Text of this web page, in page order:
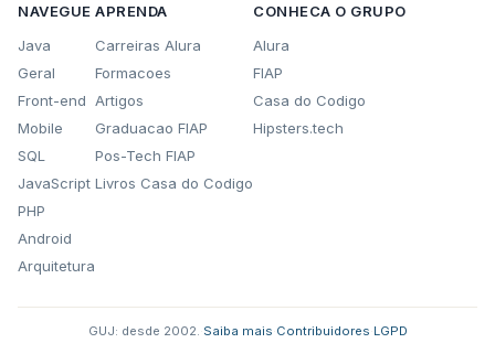
NAVEGUE
Java
Geral
Front-end
Mobile
SQL
JavaScript
PHP
Android
Arquitetura
APRENDA
Carreiras Alura
Formacoes
Artigos
Graduacao FIAP
Pos-Tech FIAP
Livros Casa do Codigo
CONHECA O GRUPO
Alura
FIAP
Casa do Codigo
Hipsters.tech
GUJ: desde 2002. Saiba mais Contribuidores LGPD